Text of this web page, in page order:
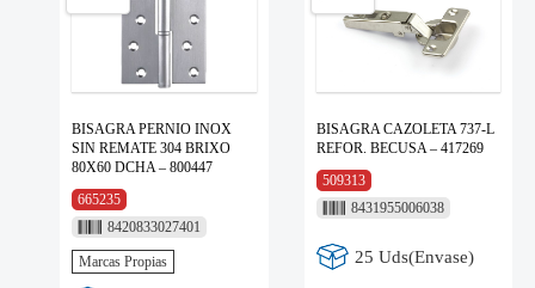
BISAGRA PERNIO INOX
SIN REMATE 304 BRIXO
80X60 DCHA – 800447
665235
8420833027401
Marcas Propias
BISAGRA CAZOLETA 737-L
REFOR. BECUSA – 417269
509313
8431955006038
25 Uds(Envase)